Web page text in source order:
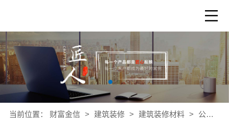
当前位置： 财富金信 > 建筑装修 > 建筑装修材料 > 公司新闻